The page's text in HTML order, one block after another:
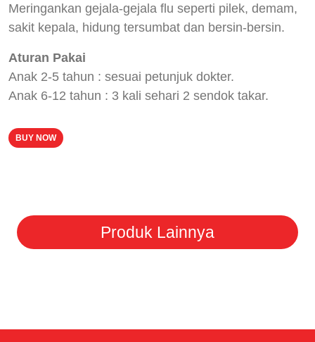
Meringankan gejala-gejala flu seperti pilek, demam,
sakit kepala, hidung tersumbat dan bersin-bersin.
Aturan Pakai
Anak 2-5 tahun : sesuai petunjuk dokter.
Anak 6-12 tahun : 3 kali sehari 2 sendok takar.
BUY NOW
Produk Lainnya